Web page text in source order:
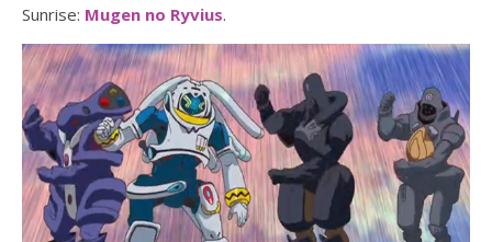
Sunrise: Mugen no Ryvius.